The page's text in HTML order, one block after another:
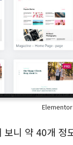
Elementor
보니 약 40개 정